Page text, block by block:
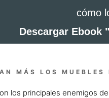
cómo
Descargar Ebook
MÁS LOS MUEBLES
los principales enemigos